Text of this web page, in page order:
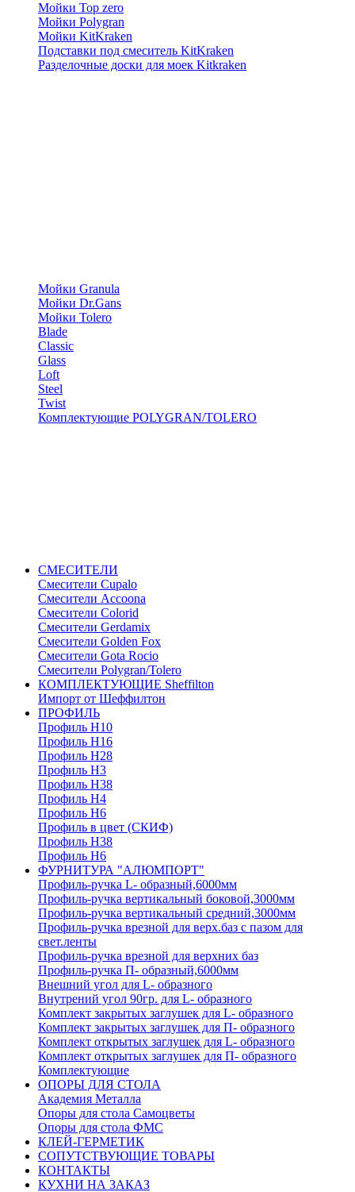
Мойки Top zero
Мойки Polygran
Мойки KitKraken
Подставки под смеситель KitKraken
Разделочные доски для моек Kitkraken
Мойки Granula
Мойки Dr.Gans
Мойки Tolero
Blade
Classic
Glass
Loft
Steel
Twist
Комплектующие POLYGRAN/TOLERO
СМЕСИТЕЛИ
Cмесители Cupalo
Смесители Accoona
Смесители Colorid
Смесители Gerdamix
Смесители Golden Fox
Смесители Gota Rocio
Смесители Polygran/Tolero
КОМПЛЕКТУЮЩИЕ Sheffilton
Импорт от Шеффилтон
ПРОФИЛЬ
Профиль H10
Профиль H16
Профиль H28
Профиль H3
Профиль H38
Профиль H4
Профиль H6
Профиль в цвет (СКИФ)
Профиль H38
Профиль H6
ФУРНИТУРА "АЛЮМПОРТ"
Профиль-ручка L- образный,6000мм
Профиль-ручка вертикальный боковой,3000мм
Профиль-ручка вертикальный средний,3000мм
Профиль-ручка врезной для верх.баз с пазом для
свет.ленты
Профиль-ручка врезной для верхних баз
Профиль-ручка П- образный,6000мм
Внешний угол для L- образного
Внутрений угол 90гр. для L- образного
Комплект закрытых заглушек для L- образного
Комплект закрытых заглушек для П- образного
Комплект открытых заглушек для L- образного
Комплект открытых заглушек для П- образного
Комплектующие
ОПОРЫ ДЛЯ СТОЛА
Академия Металла
Опоры для стола Самоцветы
Опоры для стола ФМС
КЛЕЙ-ГЕРМЕТИК
СОПУТСТВУЮЩИЕ ТОВАРЫ
КОНТАКТЫ
КУХНИ НА ЗАКАЗ